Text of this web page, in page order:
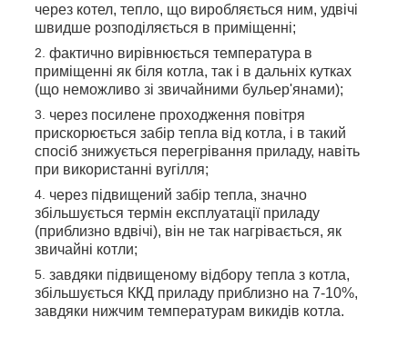
через котел, тепло, що виробляється ним, удвічі
швидше розподіляється в приміщенні;
фактично вирівнюється температура в
приміщенні як біля котла, так і в дальніх кутках
(що неможливо зі звичайними бульер'янами);
через посилене проходження повітря
прискорюється забір тепла від котла, і в такий
спосіб знижується перегрівання приладу, навіть
при використанні вугілля;
через підвищений забір тепла, значно
збільшується термін експлуатації приладу
(приблизно вдвічі), він не так нагрівається, як
звичайні котли;
завдяки підвищеному відбору тепла з котла,
збільшується ККД приладу приблизно на 7-10%,
завдяки нижчим температурам викидів котла.